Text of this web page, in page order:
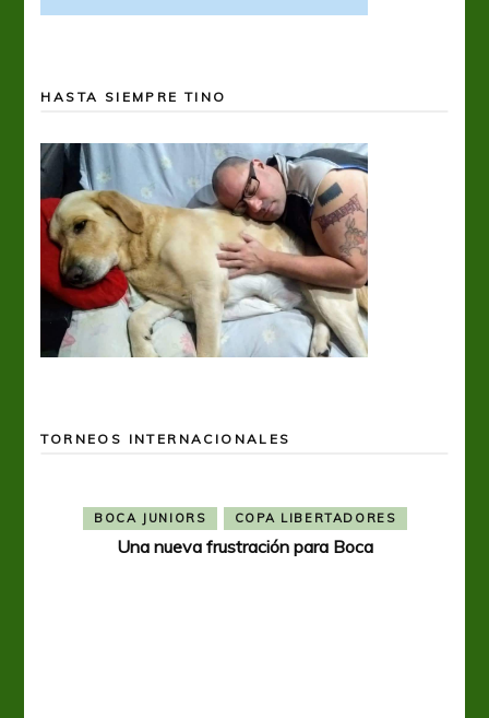
HASTA SIEMPRE TINO
TORNEOS INTERNACIONALES
BOCA JUNIORS COPA LIBERTADORES
Una nueva frustración para Boca